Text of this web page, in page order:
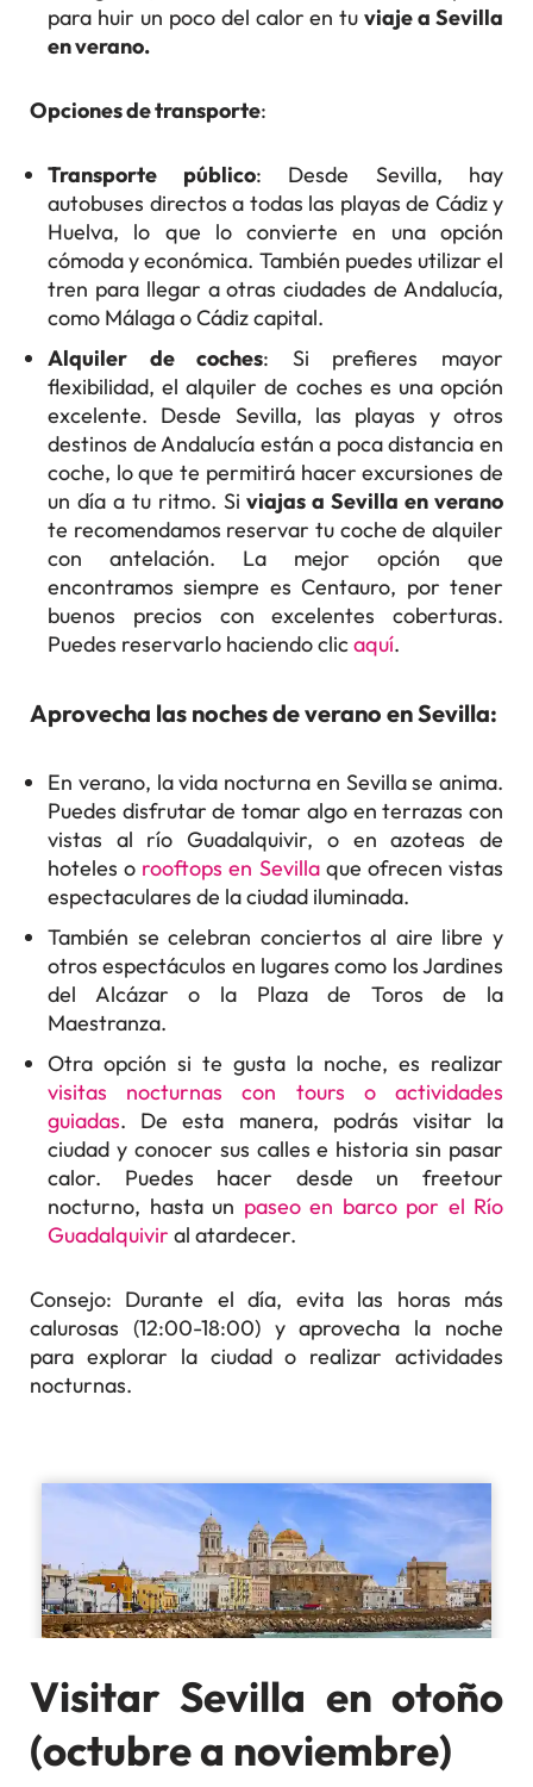
para huir un poco del calor en tuviaje a Sevilla
en verano.
Opciones de transporte:
Transporte público: Desde Sevilla, hay
autobuses directos a todas las playas de Cádiz y
Huelva, lo que lo convierte en una opción
cómoda y económica. También puedes utilizar el
tren para llegar a otras ciudades de Andalucía,
como Málaga o Cádiz capital.
Alquiler de coches: Si prefieres mayor
flexibilidad, el alquiler de coches es una opción
excelente. Desde Sevilla, las playas y otros
destinos de Andalucía están a poca distancia en
coche, lo que te permitirá hacer excursiones de
un día a tu ritmo. Siviajas a Sevilla en verano
te recomendamos reservar tu coche de alquiler
con antelación. La mejor opción que
encontramos siempre es Centauro, por tener
buenos precios con excelentes coberturas.
Puedes reservarlo haciendo clicaquí.
Aprovecha las noches de verano en Sevilla:
En verano, la vida nocturna en Sevilla se anima.
Puedes disfrutar de tomar algo en terrazas con
vistas al río Guadalquivir, o en azoteas de
hoteles o rooftops en Sevillaque ofrecen vistas
espectaculares de la ciudad iluminada.
También se celebran conciertos al aire libre y
otros espectáculos en lugares como los Jardines
del Alcázar o la Plaza de Toros de la
Maestranza.
Otra opción si te gusta la noche, es realizar
visitas nocturnas con tours o actividades
guiadas. De esta manera, podrás visitar la
ciudad y conocer sus calles e historia sin pasar
calor. Puedes hacer desde un freetour
nocturno, hasta un paseo en barco por el Río
Guadalquivir al atardecer.
Consejo: Durante el día, evita las horas más
calurosas (12:00-18:00) y aprovecha la noche
para explorar la ciudad o realizar actividades
nocturnas.
Visitar Sevilla en otoño
(octubre a noviembre)